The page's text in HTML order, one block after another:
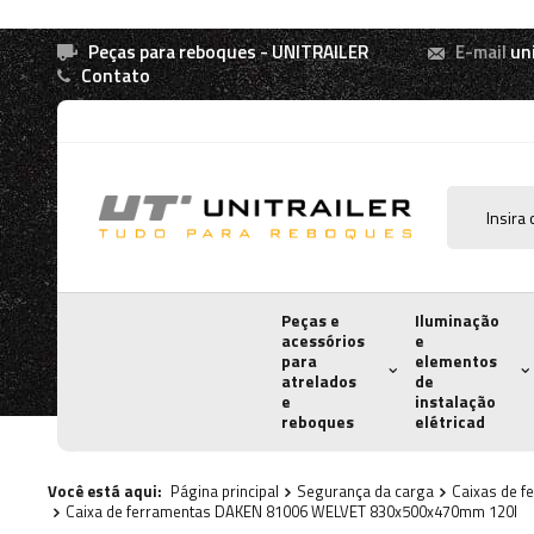
Peças para reboques - UNITRAILER E-mail
Contato
Peças e
acessórios
para
atrelados
e
reboques
Iluminação
e
elementos
de
instalação
elétricad
Você está aqui: Página principal Segurança da carga
Caixas de
Caixa de ferramentas DAKEN 81006 WELVET 830x500x470mm 120l